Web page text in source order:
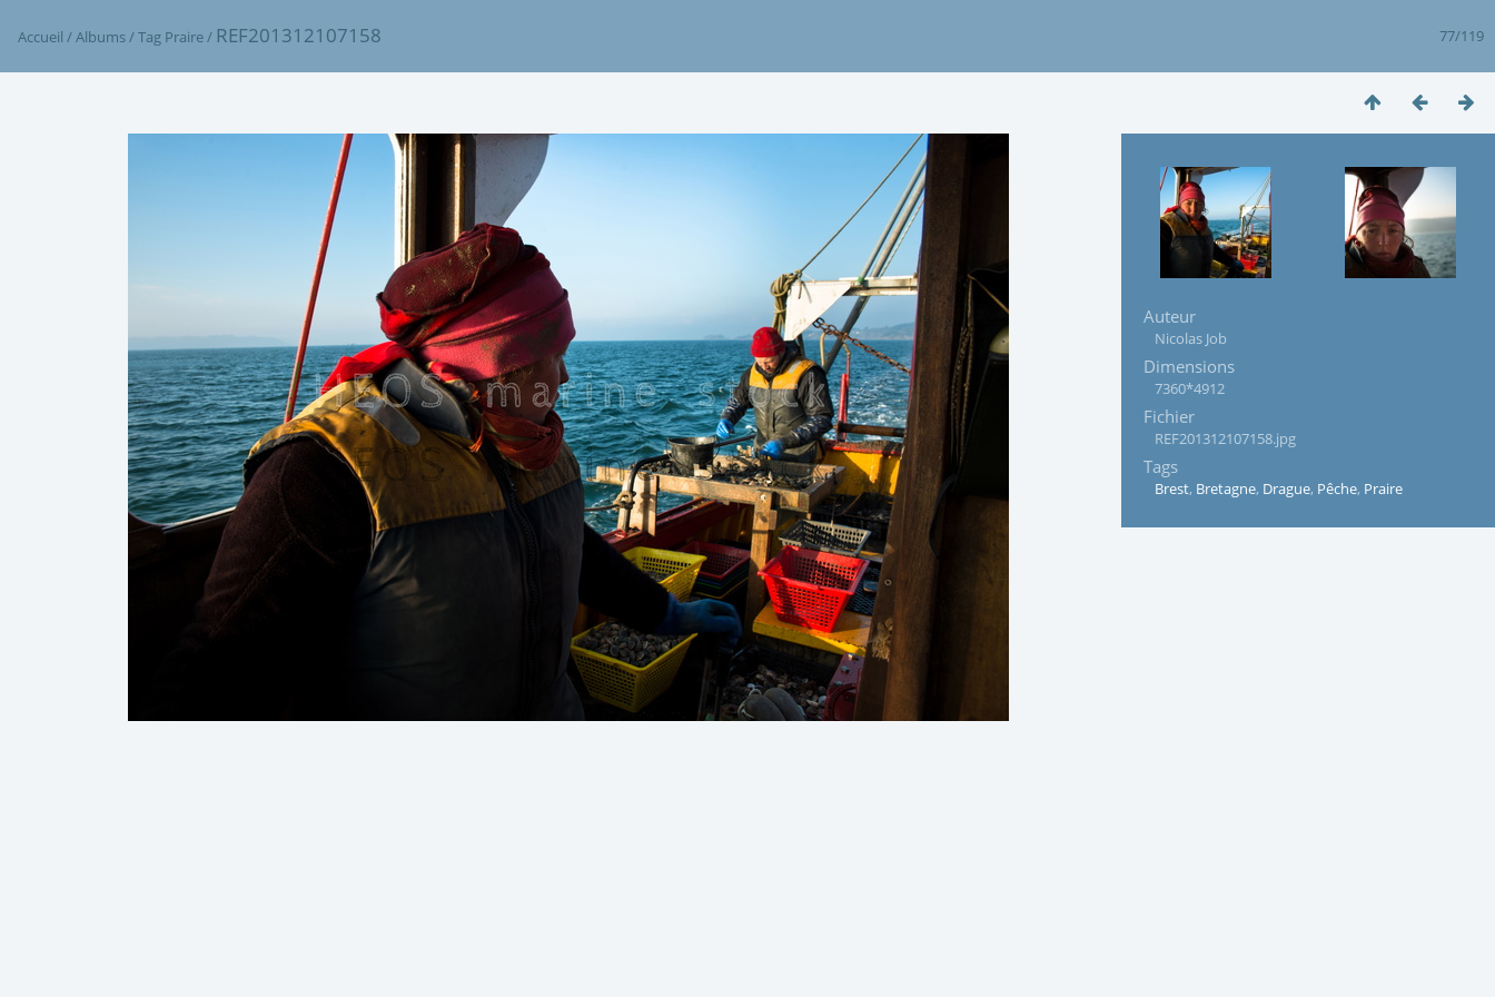
77/119
Accueil /Albums/Tag Praire/ REF201312107158
Auteur
Nicolas Job
Dimensions
7360*4912
Fichier
REF201312107158.jpg
Tags
Brest, Bretagne, Drague, Pêche, Praire